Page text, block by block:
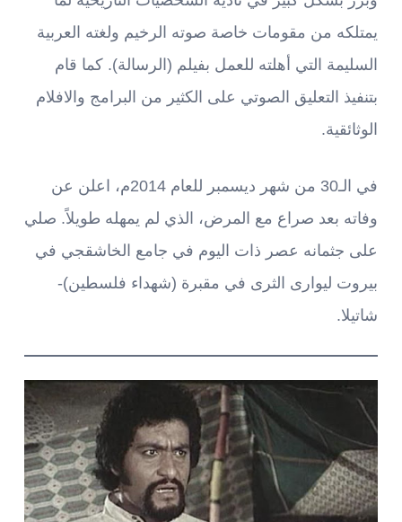
يمتلكه من مقومات خاصة صوته الرخيم ولغته العربية
السليمة التي أهلته للعمل بفيلم (الرسالة). كما قام
بتنفيذ التعليق الصوتي على الكثير من البرامج والافلام
الوثائقية.
في الـ30 من شهر ديسمبر للعام 2014م، اعلن عن
وفاته بعد صراع مع المرض، الذي لم يمهله طويلاً. صلي
على جثمانه عصر ذات اليوم في جامع الخاشقجي في
بيروت ليوارى الثرى في مقبرة (شهداء فلسطين)-
شاتيلا.